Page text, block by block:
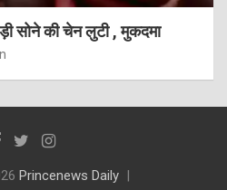
सोने की चेन लुटी , मुकदमा
Princenews Daily